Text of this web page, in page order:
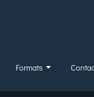
Formats